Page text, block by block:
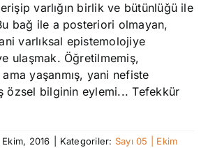
erişip varlığın birlik ve bütünlüğü ile
bağ ile a posteriori olmayan,
varlıksal epistemolojiye
ulaşmak. Öğretilmemiş,
yaşanmış, yani nefiste
özsel bilginin eylemi... Tefekkür
Ekim, 2016 Kategoriler: Sayı 05 | Ekim